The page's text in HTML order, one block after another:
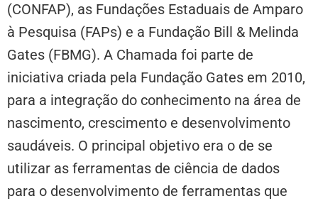
(CONFAP), as Fundações Estaduais de Amparo
à Pesquisa (FAPs) e a Fundação Bill & Melinda
Gates (FBMG). A Chamada foi parte de
iniciativa criada pela Fundação Gates em 2010,
para a integração do conhecimento na área de
nascimento, crescimento e desenvolvimento
saudáveis. O principal objetivo era o de se
utilizar as ferramentas de ciência de dados
para o desenvolvimento de ferramentas que